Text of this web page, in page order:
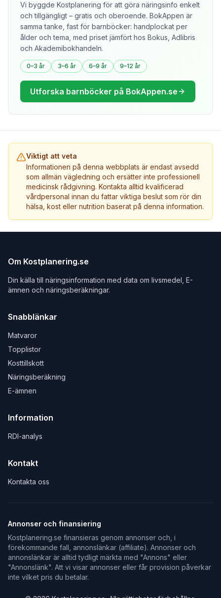
Vi byggde Kostplanering för att göra näringsinfo enkelt
och tillgängligt – gratis och oberoende. BokAppen är
samma tanke, fast för barnböcker: handplockat per
ålder och tema, med priset jämfört hos Bokus, Adlibris
och Akademibokhandeln.
0–3 år 3–6 år 6–9 år 9–12 år
Utforska barnböcker på BokAppen.se
Viktigt att veta
Informationen på denna webbplats är endast avsedd
som allmän vägledning och ersätter inte professionell
medicinsk rådgivning. Kontakta alltid kvalificerad
vårdpersonal innan du fattar viktiga beslut som rör din
hälsa, kost eller nutrition baserat på denna information.
Om Kostplanering.se
Din källa till näringsinformation med data om livsmedel, E-
ämnen och näringsberäkningar.
Snabblänkar
Matvaror
Topplistor
Kosttillskott
Näringsberäkning
E-ämnen
Information
RDI-analys
Kontakt
Kontakta oss
Annonser och finansiering
Kostplanering.se finansieras genom annonser och, i
förekommande fall, annonslänkar (affiliate). Annonser och
annonslänkar är alltid tydligt märkta med "Annons" eller
"Annonslänk". Att vi visar annonser eller får provision påverkar
inte vilket pris du betalar.